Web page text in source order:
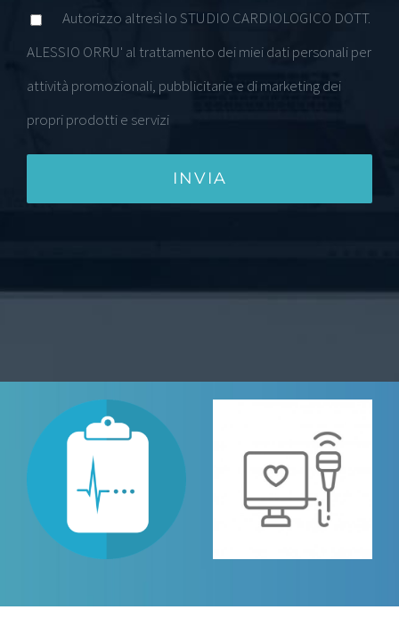
Autorizzo altresì lo STUDIO CARDIOLOGICO DOTT.
ALESSIO ORRU' al trattamento dei miei dati personali per
attività promozionali, pubblicitarie e di marketing dei
propri prodotti e servizi